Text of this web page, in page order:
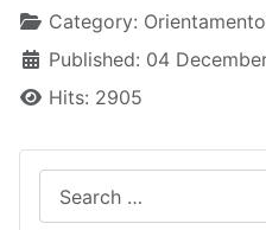
DetailsCategory: Orientamento
Published: 04
Hits: 2905